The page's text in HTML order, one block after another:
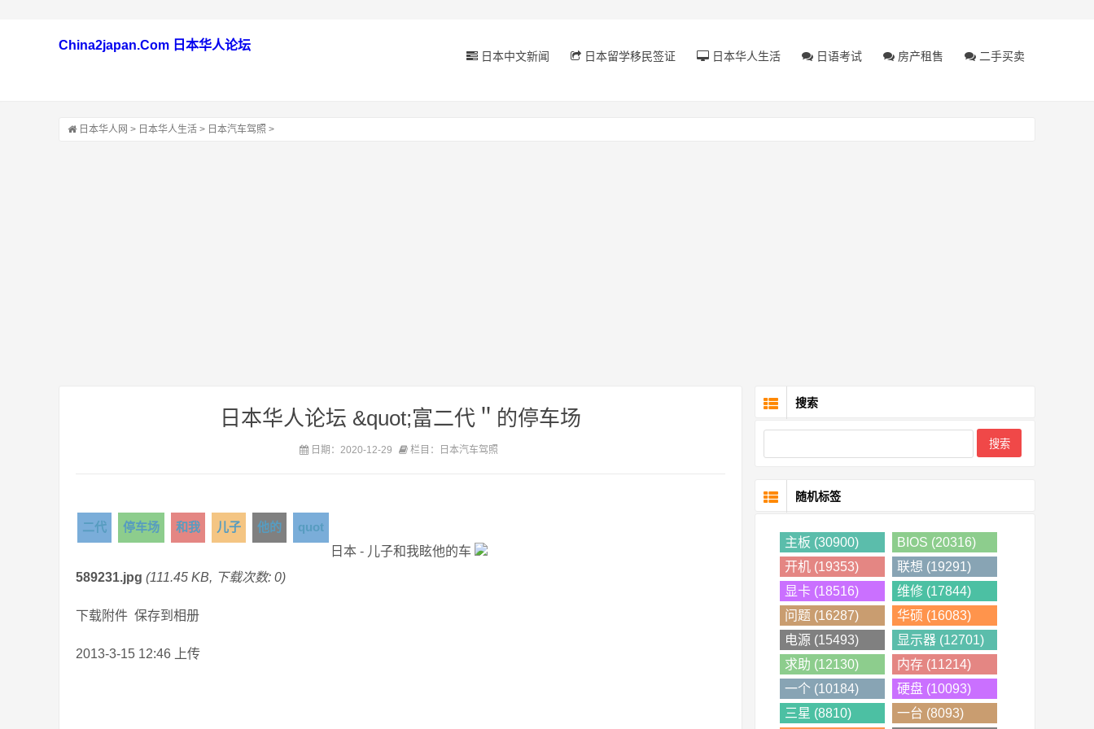
China2japan.Com 日本华人论坛
日本中文新闻 日本留学移民签证 日本华人生活 日语考试 房产租售 二手买卖
日本华人网 > 日本华人生活 > 日本汽车驾照 >
日本华人论坛 &quot;富二代＂的停车场
日期：2020-12-29 栏目：日本汽车驾照
二代 停车场 和我 儿子 他的
quot
日本 - 儿子和我眩他的车
589231.jpg (111.45 KB, 下载次数: 0)
下载附件 保存到相册
2013-3-15 12:46 上传
搜索
随机标签
主板 (30900)
BIOS (20316)
开机 (19353)
联想 (19291)
显卡 (18516)
维修 (17844)
问题 (16287)
华硕 (16083)
电源 (15493)
显示器 (12701)
求助 (12130)
内存 (11214)
一个 (10184)
硬盘 (10093)
三星 (8810)
一台 (8093)